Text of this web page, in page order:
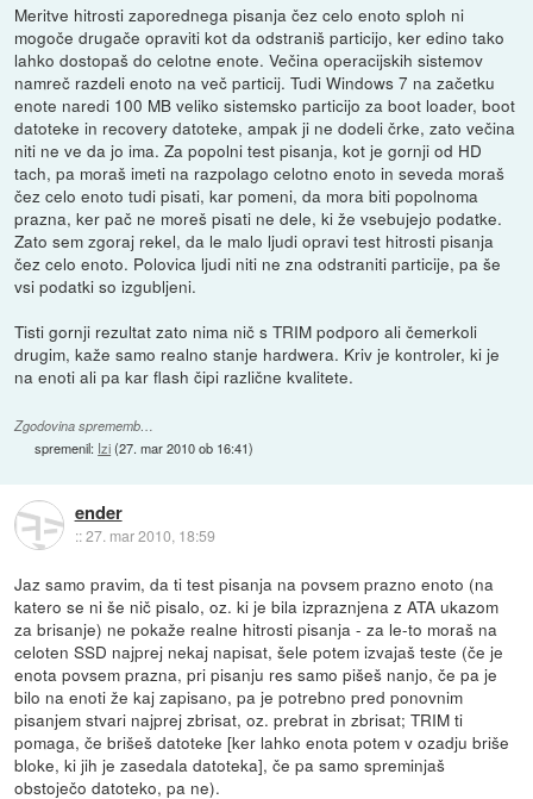
Meritve hitrosti zaporednega pisanja čez celo enoto sploh ni
mogoče drugače opraviti kot da odstraniš particijo, ker edino tako
lahko dostopaš do celotne enote. Večina operacijskih sistemov
namreč razdeli enoto na več particij. Tudi Windows 7 na začetku
enote naredi 100 MB veliko sistemsko particijo za boot loader, boot
datoteke in recovery datoteke, ampak ji ne dodeli črke, zato večina
niti ne ve da jo ima. Za popolni test pisanja, kot je gornji od HD
tach, pa moraš imeti na razpolago celotno enoto in seveda moraš
čez celo enoto tudi pisati, kar pomeni, da mora biti popolnoma
prazna, ker pač ne moreš pisati ne dele, ki že vsebujejo podatke.
Zato sem zgoraj rekel, da le malo ljudi opravi test hitrosti pisanja
čez celo enoto. Polovica ljudi niti ne zna odstraniti particije, pa še
vsi podatki so izgubljeni.
Tisti gornji rezultat zato nima nič s TRIM podporo ali čemerkoli
drugim, kaže samo realno stanje hardwera. Kriv je kontroler, ki je
na enoti ali pa kar flash čipi različne kvalitete.
Zgodovina sprememb…
spremenil: Izi(27. mar 2010 ob 16:41)
ender
::27. mar 2010, 18:59
Jaz samo pravim, da ti test pisanja na povsem prazno enoto (na
katero se ni še nič pisalo, oz. ki je bila izpraznjena z ATA ukazom
za brisanje) ne pokaže realne hitrosti pisanja - za le-to moraš na
celoten SSD najprej nekaj napisat, šele potem izvajaš teste (če je
enota povsem prazna, pri pisanju res samo pišeš nanjo, če pa je
bilo na enoti že kaj zapisano, pa je potrebno pred ponovnim
pisanjem stvari najprej zbrisat, oz. prebrat in zbrisat; TRIM ti
pomaga, če brišeš datoteke [ker lahko enota potem v ozadju briše
bloke, ki jih je zasedala datoteka], če pa samo spreminjaš
obstoječo datoteko, pa ne).